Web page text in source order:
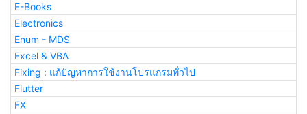
E-Books
Electronics
Enum - MDS
Excel & VBA
Fixing : แก้ปัญหาการใช้งานโปรแกรมทั่วไป
Flutter
FX